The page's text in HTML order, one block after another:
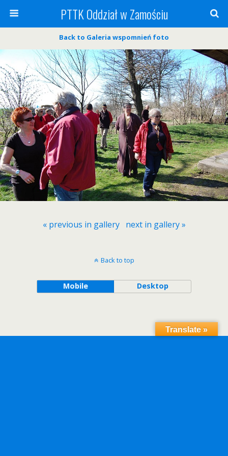
PTTK Oddział w Zamościu
Back to Galeria wspomnień foto
« previous in gallery next in gallery »
Back to top
Mobile Desktop
Translate »